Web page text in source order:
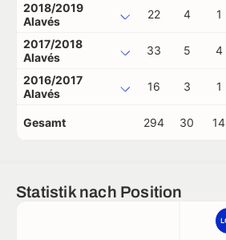
2018/2019
Alavés
22 4 1
2017/2018
Alavés
33 5 4
2016/2017
Alavés
16 3 1
Gesamt 294 30 14
Statistik nach Position